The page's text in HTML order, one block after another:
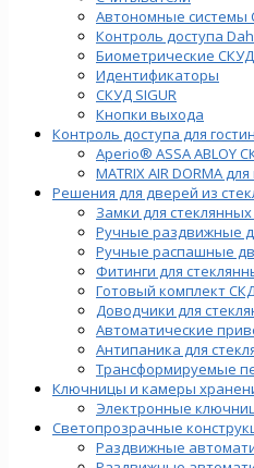
Автономные системы
Контроль доступа
Биометрические СКУД
Идентификаторы
СКУД SIGUR
Кнопки выхода
Контроль доступа для
Aperio® ASSA ABLOY
MATRIX AIR DORMA
Решения для дверей из
Замки для
Ручные раздвижные
Ручные распашные
Фитинги для
Готовый комплект
Доводчики для
Автоматические
Антипаника для
Трансформируемые
Ключницы и камеры
Электронные
Светопрозрачные
Раздвижные